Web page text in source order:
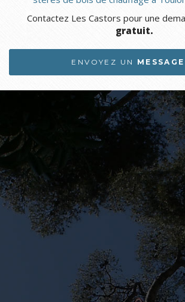
Contactez Les Castors pour une
gratuit.
ENVOYEZ UN MESSAGE